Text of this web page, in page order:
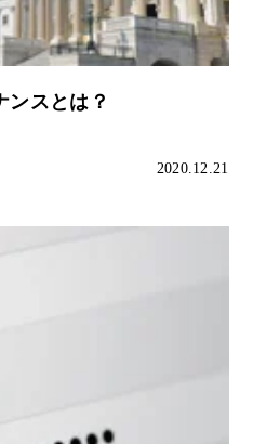
ンスとは？
2020.12.21